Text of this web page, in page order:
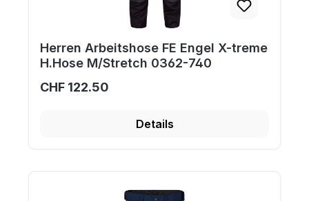
Herren Arbeitshose FE Engel X-treme
H.Hose M/Stretch 0362-740
CHF 122.50
Details